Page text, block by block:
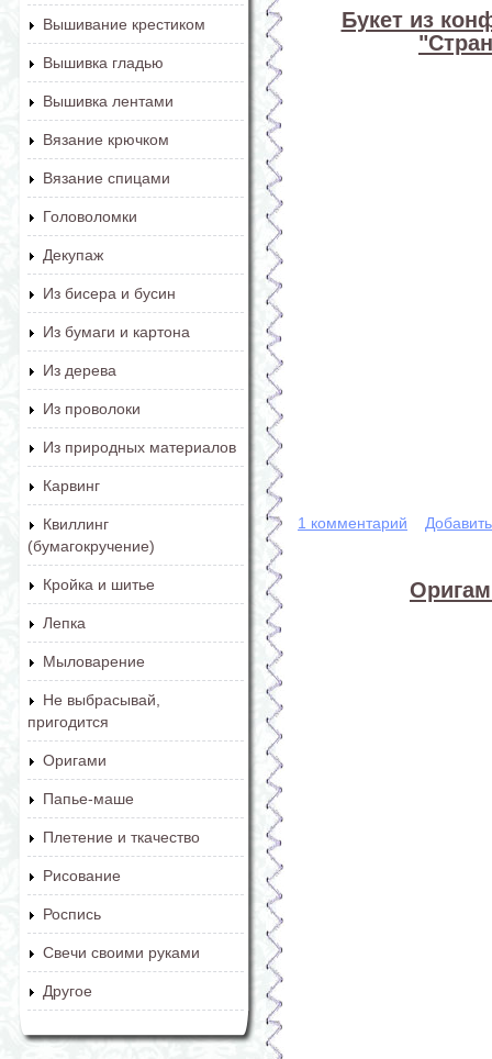
Вышивание крестиком
Вышивка гладью
Вышивка лентами
Вязание крючком
Вязание спицами
Головоломки
Декупаж
Из бисера и бусин
Из бумаги и картона
Из дерева
Из проволоки
Из природных материалов
Карвинг
Квиллинг
(бумагокручение)
Кройка и шитье
Лепка
Мыловарение
Не выбрасывай,
пригодится
Оригами
Папье-маше
Плетение и ткачество
Рисование
Роспись
Свечи своими руками
Другое
Букет из
1 комментарий